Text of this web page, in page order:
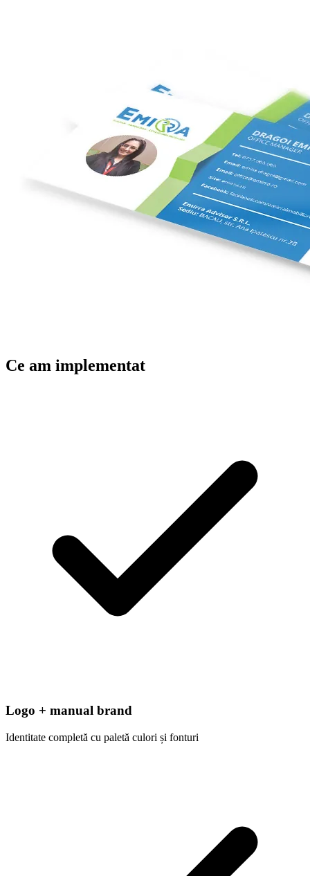
Ce am implementat
Logo + manual brand
Identitate completă cu paletă culori și fonturi